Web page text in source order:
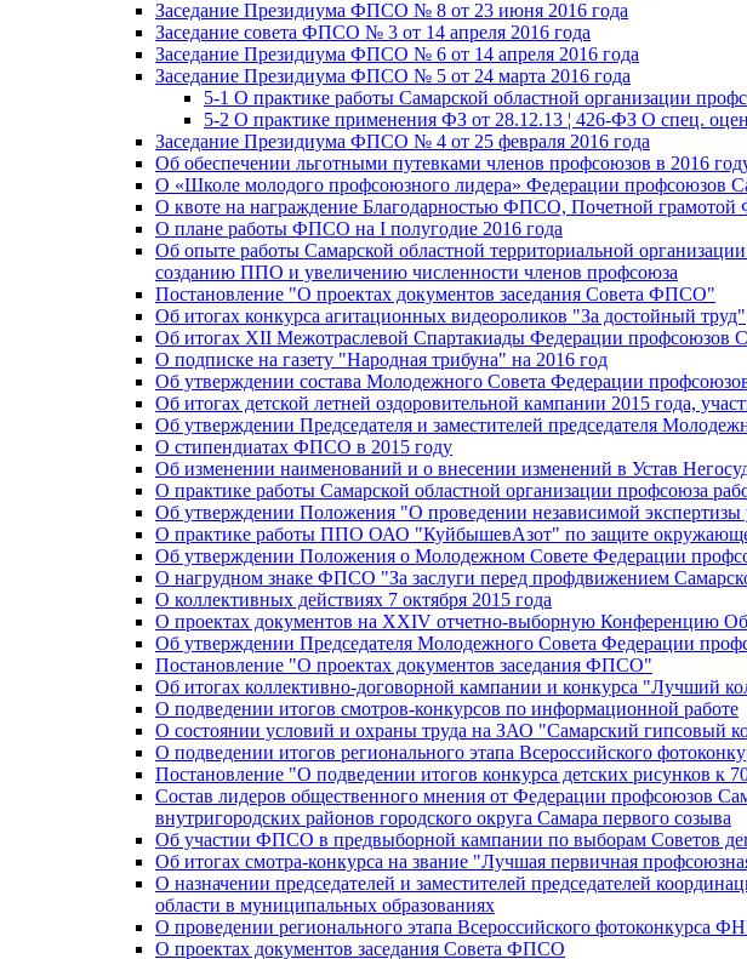
Заседание Президиума ФПСО № 8 от 23 июня 2016 года
Заседание совета ФПСО № 3 от 14 апреля 2016 года
Заседание Президиума ФПСО № 6 от 14 апреля 2016 года
Заседание Президиума ФПСО № 5 от 24 марта 2016 года
5-1 О практике работы Самарской областной организации
5-2 О практике применения ФЗ от 28.12.13 ¦ 426-ФЗ О спец.
Заседание Президиума ФПСО № 4 от 25 февраля 2016 года
Об обеспечении льготными путевками членов профсоюзов в 2016
О «Школе молодого профсоюзного лидера» Федерации профсоюзов
О квоте на награждение Благодарностью ФПСО, Почетной
О плане работы ФПСО на I полугодие 2016 года
Об опыте работы Самарской областной территориальной
созданию ППО и увеличению численности членов профсоюза
Постановление "О проектах документов заседания Совета ФПСО"
Об итогах конкурса агитационных видеороликов "За достойный труд"
Об итогах XII Межотраслевой Спартакиады Федерации профсоюзов
О подписке на газету "Народная трибуна" на 2016 год
Об утверждении состава Молодежного Совета Федерации
Об итогах детской летней оздоровительной кампании 2015 года,
Об утверждении Председателя и заместителей председателя
О стипендиатах ФПСО в 2015 году
Об изменении наименований и о внесении изменений в Устав
О практике работы Самарской областной организации профсоюза
Об утверждении Положения "О проведении независимой экспертизы
О практике работы ППО ОАО "КуйбышевАзот" по защите
Об утверждении Положения о Молодежном Совете Федерации
О нагрудном знаке ФПСО "За заслуги перед профдвижением
О коллективных действиях 7 октября 2015 года
О проектах документов на XXIV отчетно-выборную Конференцию
Об утверждении Председателя Молодежного Совета Федерации
Постановление "О проектах документов заседания ФПСО"
Об итогах коллективно-договорной кампании и конкурса "Лучший
О подведении итогов смотров-конкурсов по информационной работе
О состоянии условий и охраны труда на ЗАО "Самарский гипсовый
О подведении итогов регионального этапа Всероссийского
Постановление "О подведении итогов конкурса детских рисунков
Состав лидеров общественного мнения от Федерации профсоюзов
внутригородских районов городского округа Самара первого созыва
Об участии ФПСО в предвыборной кампании по выборам Советов
Об итогах смотра-конкурса на звание "Лучшая первичная
О назначении председателей и заместителей председателей
области в муниципальных образованиях
О проведении регионального этапа Всероссийского фотоконкурса
О проектах документов заседания Совета ФПСО